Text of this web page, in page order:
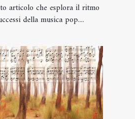
articolo che esplora il ritmo
della musica pop....